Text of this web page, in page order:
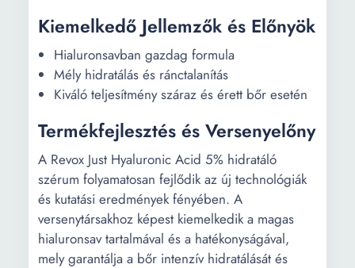
Kiemelkedő Jellemzők és Előnyök
Hialuronsavban gazdag formula
Mély hidratálás és ránctalanítás
Kiváló teljesítmény száraz és érett bőr esetén
Termékfejlesztés és Versenyelőny
A Revox Just Hyaluronic Acid 5% hidratáló
szérum folyamatosan fejlődik az új technológiák
és kutatási eredmények fényében. A
versenytársakhoz képest kiemelkedik a magas
hialuronsav tartalmával és a hatékonyságával,
mely garantálja a bőr intenzív hidratálását és